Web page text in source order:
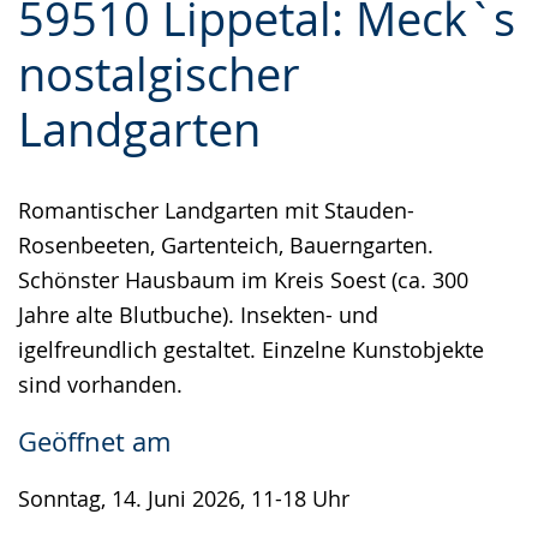
59510 Lippetal: Meck`s
nostalgischer
Landgarten
Romantischer Landgarten mit Stauden-
Rosenbeeten, Gartenteich, Bauerngarten.
Schönster Hausbaum im Kreis Soest (ca. 300
Jahre alte Blutbuche). Insekten- und
igelfreundlich gestaltet. Einzelne Kunstobjekte
sind vorhanden.
Geöffnet am
Sonntag, 14. Juni 2026, 11-18 Uhr
Leichten
wechseln.
Audio-
Unterstützung.
Video
Deutscher
Gebärdensprache